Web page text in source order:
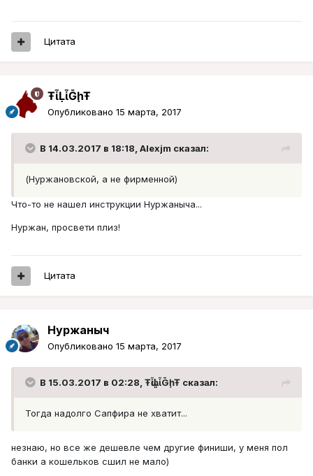
Цитата
ŦᾡἷḶἷḠḩŦ
Опубликовано 15 марта, 2017
В 14.03.2017 в 18:18, Alexjm сказал:
(Нуржановской, а не фирменной)
Что-то не нашел инструкции Нуржаныча...
Нуржан, просвети плиз!
Цитата
Нуржаныч
Опубликовано 15 марта, 2017
В 15.03.2017 в 02:28, ŦᾡἷḶἷḠḩŦ сказал:
Тогда надолго Сапфира не хватит...
незнаю, но все же дешевле чем другие финиши, у меня пол
банки а кошельков сшил не мало)